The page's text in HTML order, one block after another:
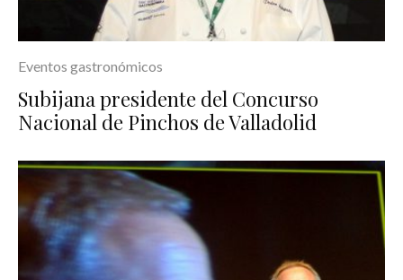
Eventos gastronómicos
Subijana presidente del Concurso
Nacional de Pinchos de Valladolid